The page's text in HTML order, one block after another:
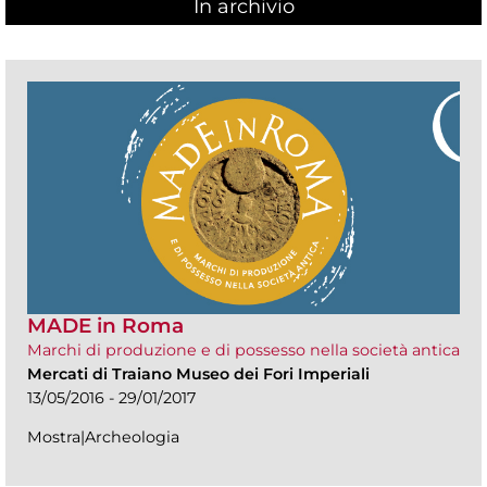
In archivio
MADE in Roma
Marchi di produzione e di possesso nella società antica
Mercati di Traiano Museo dei Fori Imperiali
13/05/2016 - 29/01/2017
Mostra|Archeologia